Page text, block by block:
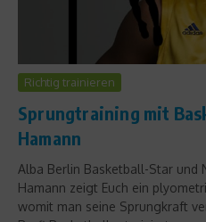
Richtig trainieren
Sprungtraining mit
Hamann
Alba Berlin Basketball-Star und
Hamann zeigt Euch ein
womit man seine Sprungkraft